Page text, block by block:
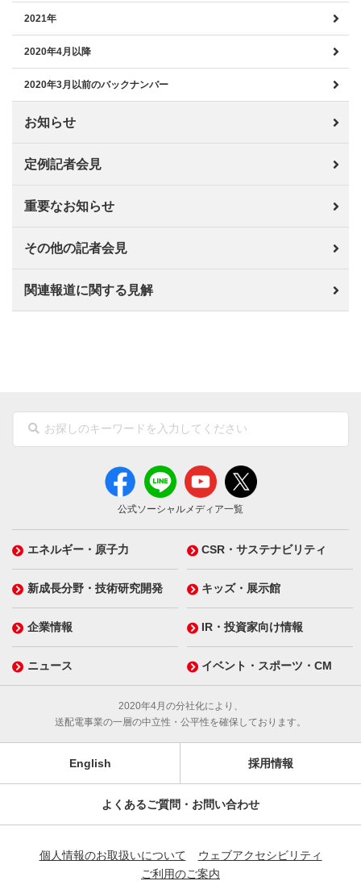
2021年
2020年4月以降
2020年3月以前のバックナンバー
お知らせ
定例記者会見
重要なお知らせ
その他の記者会見
関連報道に関する見解
公式ソーシャルメディア一覧
エネルギー・原子力 CSR・サステナビリティ
新成長分野・技術研究開発 キッズ・展示館
企業情報 IR・投資家向け情報
ニュース イベント・スポーツ・CM
2020年4月の分社化により、
送配電事業の一層の中立性・公平性を確保しております。
English 採用情報
よくあるご質問・お問い合わせ
個人情報のお取扱いについて
ウェブアクセシビリティ
ご利用のご案内